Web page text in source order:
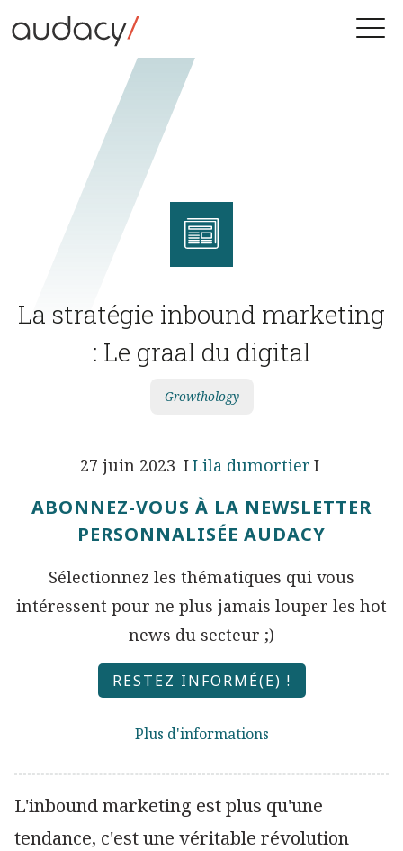
to
content
Toggle
La stratégie inbound marketing
: Le graal du digital
Growthology
27 juin 2023 Lila dumortier
ABONNEZ-VOUS À LA NEWSLETTER
PERSONNALISÉE AUDACY
Sélectionnez les thématiques qui vous
intéressent pour ne plus jamais louper les hot
news du secteur ;)
RESTEZ INFORMÉ(E) !
Plus d'informations
L'inbound marketing est plus qu'une
tendance, c'est une véritable révolution